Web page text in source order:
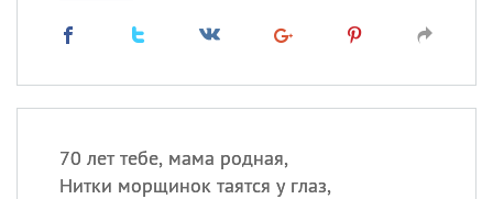
70 лет тебе, мама родная,
Нитки морщинок таятся у глаз,